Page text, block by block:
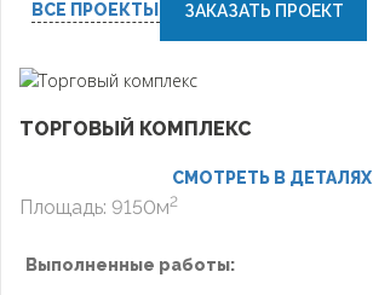
ВСЕ ПРОЕКТЫ ЗАКАЗАТЬ ПРОЕКТ
ТОРГОВЫЙ КОМПЛЕКС
СМОТРЕТЬ В ДЕТАЛЯХ
Площадь: 9150м2
Выполненные работы: